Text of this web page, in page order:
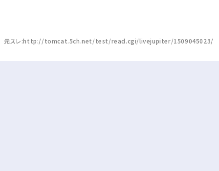
元スレ:http://tomcat.5ch.net/test/read.cgi/livejupiter/1509045023/